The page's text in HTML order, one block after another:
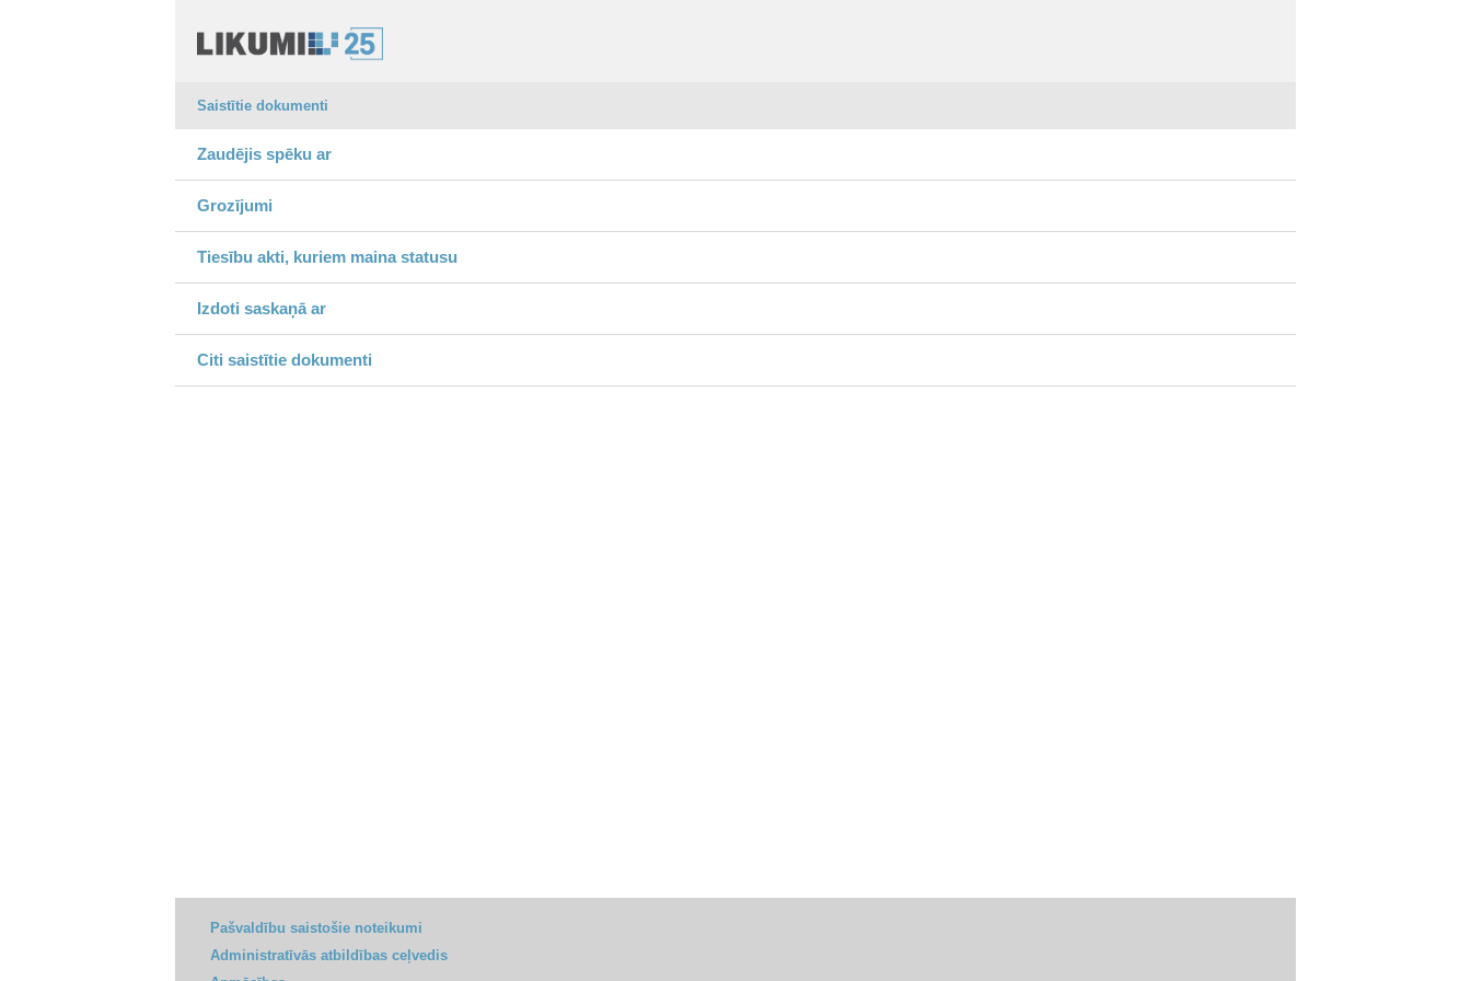
Saistītie dokumenti
Zaudējis spēku ar
Grozījumi
Tiesību akti, kuriem maina statusu
Izdoti saskaņā ar
Citi saistītie dokumenti
Pašvaldību saistošie noteikumi
Administratīvās atbildības ceļvedis